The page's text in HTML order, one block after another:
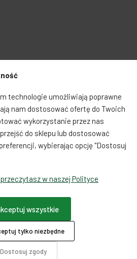
powiązane
Tenugui japońskie ręczniki i
chusteczki
Tenugui - japońska
chusteczka - dalia
technologie umożliwiają poprawne
nam dostosować ofertę do Twoich
wykorzystanie przez nas
do sklepu lub dostosować
wybierając opcję "Dostosuj
w naszej Polityce
Dostosuj zgody
tylko niezbędne
wszystkie